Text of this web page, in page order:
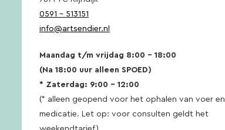
0591 – 513151
info@artsendier.nl
Maandag t/m vrijdag 8:00 – 18:00
(Na 18:00 uur alleen SPOED)
* Zaterdag: 9:00 – 12:00
(* alleen geopend voor het ophalen van voer en
medicatie. Let op: voor consulten geldt het